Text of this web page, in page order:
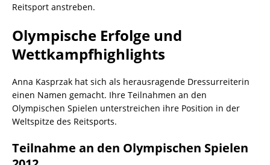
Reitsport anstreben.
Olympische Erfolge und
Wettkampfhighlights
Anna Kasprzak hat sich als herausragende Dressurreiterin
einen Namen gemacht. Ihre Teilnahmen an den
Olympischen Spielen unterstreichen ihre Position in der
Weltspitze des Reitsports.
Teilnahme an den Olympischen Spielen